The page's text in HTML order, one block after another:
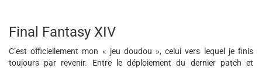
Final Fantasy XIV
C’est officiellement mon « jeu doudou », celui vers lequel je finis
toujours par revenir. Entre le déploiement du dernier patch et